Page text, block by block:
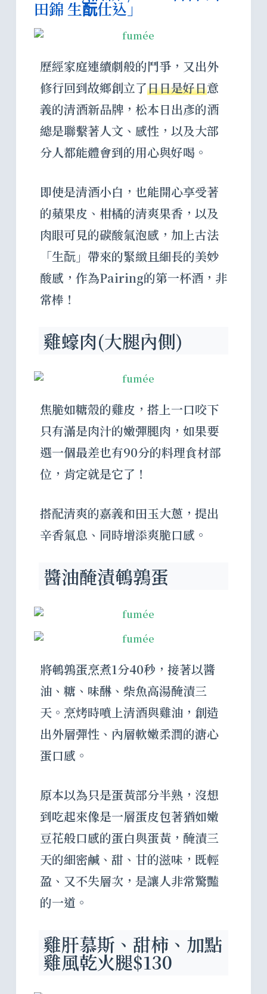
田錦 生酛仕込」
歷經家庭連續劇般的鬥爭，又出外
修行回到故鄉創立了日日是好日意
義的清酒新品牌，松本日出彥的酒
總是聯繫著人文、感性，以及大部
分人都能體會到的用心與好喝。
即使是清酒小白，也能開心享受著
的蘋果皮、柑橘的清爽果香，以及
肉眼可見的碳酸氣泡感，加上古法
「生酛」帶來的緊緻且細長的美妙
酸感，作為Pairing的第一杯酒，非
常棒！
雞蠔肉(大腿內側)
焦脆如糖殼的雞皮，搭上一口咬下
只有滿是肉汁的嫩彈腿肉，如果要
選一個最差也有90分的料理食材部
位，肯定就是它了！
搭配清爽的嘉義和田玉大蔥，提出
辛香氣息、同時增添爽脆口感。
醬油醃漬鵪鶉蛋
將鵪鶉蛋烹煮1分40秒，接著以醬
油、糖、味醂、柴魚高湯醃漬三
天。烹烤時噴上清酒與雞油，創造
出外層彈性、內層軟嫩柔潤的溏心
蛋口感。
原本以為只是蛋黃部分半熟，沒想
到吃起來像是一層蛋皮包著猶如嫩
豆花般口感的蛋白與蛋黃，醃漬三
天的細密鹹、甜、甘的滋味，既輕
盈、又不失層次，是讓人非常驚豔
的一道。
雞肝慕斯、甜柿、加點
雞風乾火腿$130